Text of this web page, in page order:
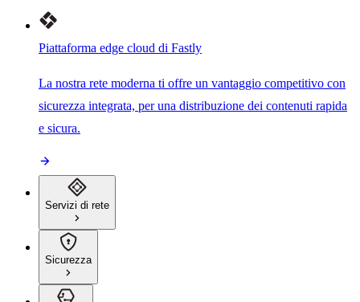
Piattaforma edge cloud di Fastly
La nostra rete moderna ti offre un vantaggio competitivo con
sicurezza integrata, per una distribuzione dei contenuti rapida
e sicura.
Servizi di rete
Sicurezza